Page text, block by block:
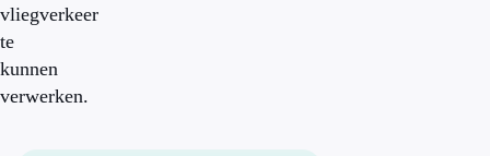
vliegverkeer
te
kunnen
verwerken.